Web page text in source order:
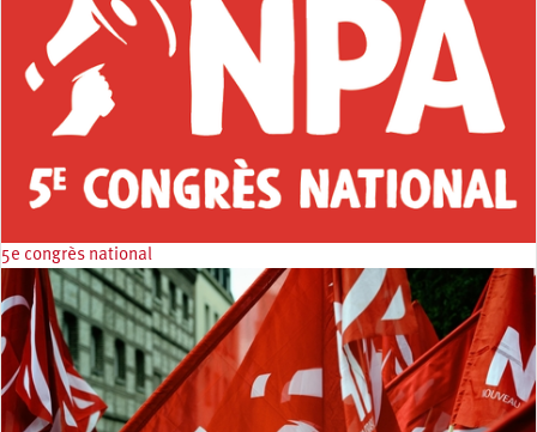
5e congrès national